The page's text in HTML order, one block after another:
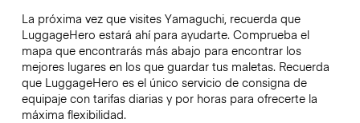
La próxima vez que visites Yamaguchi, recuerda que
LuggageHero estará ahí para ayudarte. Comprueba el
mapa que encontrarás más abajo para encontrar los
mejores lugares en los que guardar tus maletas. Recuerda
que LuggageHero es el único servicio de consigna de
equipaje con tarifas diarias y por horas para ofrecerte la
máxima flexibilidad.